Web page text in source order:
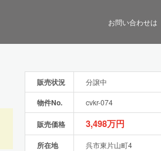
お問い合わせは
販売状況 分譲中
物件No. cvkr-074
販売価格 3,498万円
所在地 呉市東片山町4